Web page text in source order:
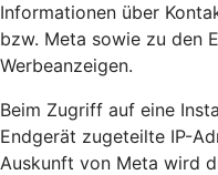
Informationen über
bzw. Meta sowie zu den
Werbeanzeigen.
Beim Zugriff auf eine
Endgerät zugeteilte IP-
Auskunft von Meta wird